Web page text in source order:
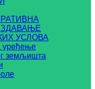
УСЛОВА
уређење
земљишта